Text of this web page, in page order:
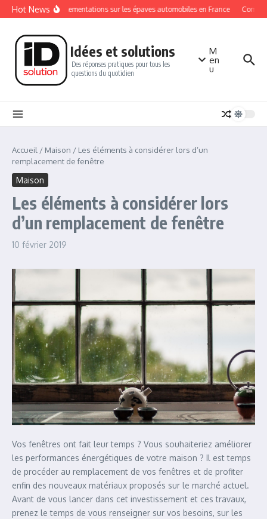
Aller au contenu
Hot NewsLes réglementations sur les épaves automobiles en France
Idées et solutions
Des réponses pratiques pour tous les
questions du quotidien
M
en
u
Accueil / Maison / Les éléments à considérer lors d’un
remplacement de fenêtre
Maison
Les éléments à considérer lors
d’un remplacement de fenêtre
10 février 2019
Vos fenêtres ont fait leur temps ? Vous souhaiteriez améliorer
les performances énergétiques de votre maison ? Il est temps
de procéder au remplacement de vos fenêtres et de profiter
enfin des nouveaux matériaux proposés sur le marché actuel.
Avant de vous lancer dans cet investissement et ces travaux,
prenez le temps de vous renseigner sur vos besoins, sur les